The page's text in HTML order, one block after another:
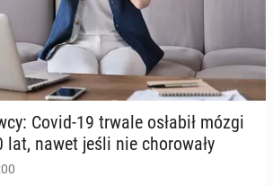
Covid-19 trwale osłabił mózgi
lat, nawet jeśli nie cho­ro­wa­ły